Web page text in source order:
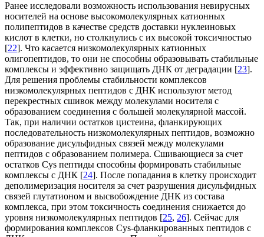
Ранее исследовали возможность использования невирусных
носителей на основе высокомолекулярных катионных
полипептидов в качестве средств доставки нуклеиновых
кислот в клетки, но столкнулись с их высокой токсичностью
[22]. Что касается низкомолекулярных катионных
олигопептидов, то они не способны образовывать стабильные
комплексы и эффективно защищать ДНК от деградации [23].
Для решения проблемы стабильности комплексов
низкомолекулярных пептидов с ДНК используют метод
перекрестных сшивок между молекулами носителя с
образованием соединения с большей молекулярной массой.
Так, при наличии остатков цистеина, фланкирующих
последовательность низкомолекулярных пептидов, возможно
образование дисульфидных связей между молекулами
пептидов с образованием полимера. Сшивающиеся за счет
остатков Cys пептиды способны формировать стабильные
комплексы с ДНК [24]. После попадания в клетку происходит
деполимеризация носителя за счет разрушения дисульфидных
связей глутатионом и высвобождение ДНК из состава
комплекса, при этом токсичность соединения снижается до
уровня низкомолекулярных пептидов [25, 26]. Сейчас для
формирования комплексов Cys-фланкированных пептидов с